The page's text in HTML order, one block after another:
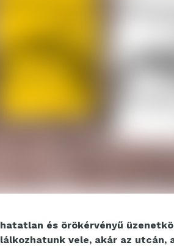
és örökérvényű
vele, akár az utcán,